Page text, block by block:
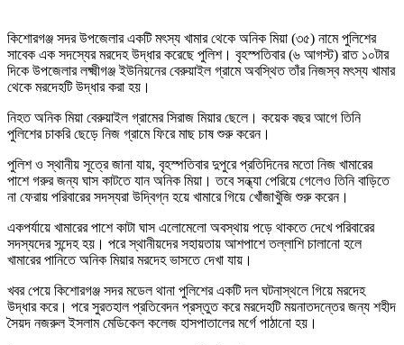
কিশোরগঞ্জ সদর উপজেলার একটি মৎস্য খামার থেকে অনিক মিয়া (৩৫) নামে পুলিশের
সাবেক এক সদস্যের মরদেহ উদ্ধার করেছে পুলিশ। বৃহস্পতিবার (৬ আগস্ট) রাত ১০টার
দিকে উপজেলার লক্ষ্মীগঞ্জ ইউনিয়নের বেরুয়াইল গ্রামে অবস্থিত তাঁর নিজস্ব মৎস্য খামার
থেকে মরদেহটি উদ্ধার করা হয়।
নিহত অনিক মিয়া বেরুয়াইল গ্রামের সিরাজ মিয়ার ছেলে। কয়েক বছর আগে তিনি
পুলিশের চাকরি ছেড়ে নিজ গ্রামে ফিরে মাছ চাষ শুরু করেন।
পুলিশ ও স্থানীয় সূত্রে জানা যায়, বৃহস্পতিবার দুপুরে প্রতিদিনের মতো নিজ খামারের
পাশে গরুর জন্য ঘাস কাটতে যান অনিক মিয়া। তবে সন্ধ্যা পেরিয়ে গেলেও তিনি বাড়িতে
না ফেরায় পরিবারের সদস্যরা উদ্বিগ্ন হয়ে খামারে গিয়ে খোঁজাখুঁজি শুরু করেন।
একপর্যায়ে খামারের পাশে কাটা ঘাস এলোমেলো অবস্থায় পড়ে থাকতে দেখে পরিবারের
সদস্যদের সন্দেহ হয়। পরে স্থানীয়দের সহায়তায় আশপাশে তল্লাশি চালানো হলে
খামারের পানিতে অনিক মিয়ার মরদেহ ভাসতে দেখা যায়।
খবর পেয়ে কিশোরগঞ্জ সদর মডেল থানা পুলিশের একটি দল ঘটনাস্থলে গিয়ে মরদেহ
উদ্ধার করে। পরে সুরতহাল প্রতিবেদন প্রস্তুত করে মরদেহটি ময়নাতদন্তের জন্য শহীদ
সৈয়দ নজরুল ইসলাম মেডিকেল কলেজ হাসপাতালের মর্গে পাঠানো হয়।